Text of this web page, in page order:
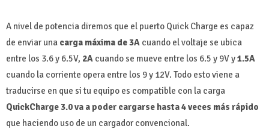
A nivel de potencia diremos que el puerto Quick Charge es capaz
de enviar una carga máxima de 3A cuando el voltaje se ubica
entre los 3.6 y 6.5V, 2A cuando se mueve entre los 6.5 y 9V y1.5A
cuando la corriente opera entre los 9 y 12V. Todo esto viene a
traducirse en que si tu equipo es compatible con la carga
QuickCharge 3.0 va a poder cargarse hasta 4 veces más rápido
que haciendo uso de un cargador convencional.